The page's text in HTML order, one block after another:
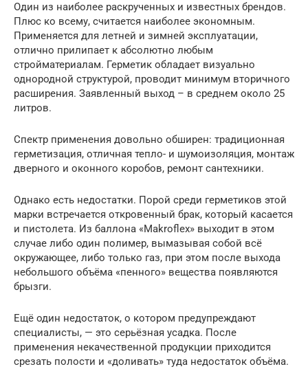
Один из наиболее раскрученных и известных брендов.
Плюс ко всему, считается наиболее экономным.
Применяется для летней и зимней эксплуатации,
отлично прилипает к абсолютно любым
стройматериалам. Герметик обладает визуально
однородной структурой, проводит минимум вторичного
расширения. Заявленный выход – в среднем около 25
литров.
Спектр применения довольно обширен: традиционная
герметизация, отличная тепло- и шумоизоляция, монтаж
дверного и оконного коробов, ремонт сантехники.
Однако есть недостатки. Порой среди герметиков этой
марки встречается откровенный брак, который касается
и пистолета. Из баллона «Makroflex» выходит в этом
случае либо один полимер, вымазывая собой всё
окружающее, либо только газ, при этом после выхода
небольшого объёма «пенного» вещества появляются
брызги.
Ещё один недостаток, о котором предупреждают
специалисты, — это серьёзная усадка. После
применения некачественной продукции приходится
срезать полости и «доливать» туда недостаток объёма.